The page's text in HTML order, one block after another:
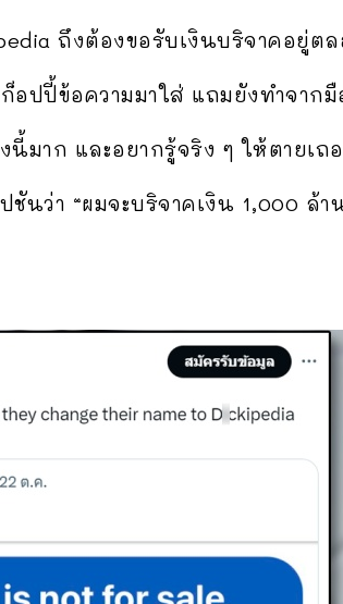
ถึงต้องขอรับเงินบริจาคอยู่ตล
อปปี้ข้อความมาใส่ แถมยังทำจากมื
นี้มาก และอยากรู้จริง ๆ ให้ตายเถอ
ว่า “ผมจะบริจาคเงิน 1,000 ล้า